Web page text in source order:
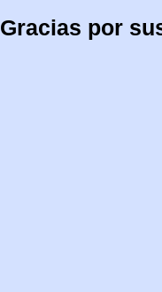
Gracias por